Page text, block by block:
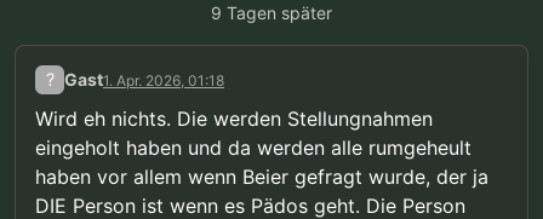
9 Tagen später
? Gast1. Apr. 2026, 01:18
Wird eh nichts. Die werden Stellungnahmen
eingeholt haben und da werden alle rumgeheult
haben vor allem wenn Beier gefragt wurde, der ja
DIE Person ist wenn es Pädos geht. Die Person